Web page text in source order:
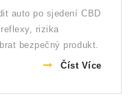
auto po sjedení CBD
rizika
bezpečný produkt.
Číst Více